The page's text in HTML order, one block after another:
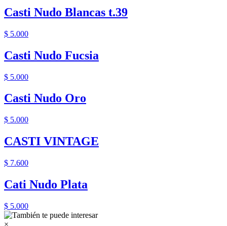
Casti Nudo Blancas t.39
$ 5.000
Casti Nudo Fucsia
$ 5.000
Casti Nudo Oro
$ 5.000
CASTI VINTAGE
$ 7.600
Cati Nudo Plata
$ 5.000
×